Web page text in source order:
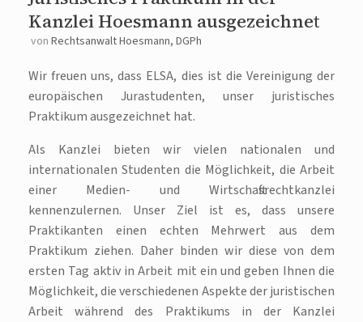
Kanzlei Hoesmann ausgezeichnet
von Rechtsanwalt Hoesmann, DGPh
Wir freuen uns, dass ELSA, dies ist die Vereinigung der
europäischen Jurastudenten, unser juristisches
Praktikum ausgezeichnet hat.
Als Kanzlei bieten wir vielen nationalen und
internationalen Studenten die Möglichkeit, die Arbeit
einer Medien- und Wirtschaftsrechtkanzlei
kennenzulernen. Unser Ziel ist es, dass unsere
Praktikanten einen echten Mehrwert aus dem
Praktikum ziehen. Daher binden wir diese von dem
ersten Tag aktiv in Arbeit mit ein und geben Ihnen die
Möglichkeit, die verschiedenen Aspekte der juristischen
Arbeit während des Praktikums in der Kanzlei